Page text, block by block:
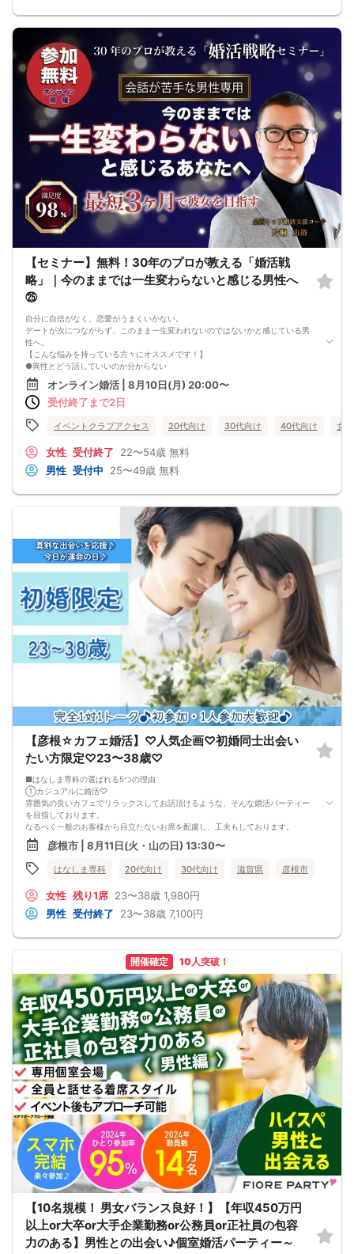
をご了承ください。
・最小催行人数 1対1、最大20名（男女比調整のため定員になる前にキャンセル待
ちとなる場合がございます）
・イベント開催時刻１時間前迄に最小催行人数に満たない場合は中止のご連絡を
差し上げます。
【セミナー】無料！30年のプロが教える「婚活戦
略」｜今のままでは一生変わらないと感じる男性へ
㉕
自分に自信がなく、恋愛がうまくいかない。
デートが次につながらず、このまま一生変われないのではないかと感じている男
性へ。
【こんな悩みを持っている方々にオススメです！】
●異性とどう話していいのか分からない
●婚活パーティー、合コンで上手くいかない
●デートやお見合いが２回目につながらない
●今のままでは一生変わらない気がする
恋愛経験が少なくても大丈夫です。
恋愛・婚活の具体的な方法をお伝えします。
【婚活戦略セミナーで得られるメリットは！】
●休日に彼女と楽しくデートできる自分を目指せる
●婚活パーティーやマッチングアプリで結果を出せるようになる
●異性とのコミュニケーションのポイントが理解できる
●好きになった女性との関係を続けられるようになる
まずは、異性が求めていることを理解し、
それを提供できる自分自身に変化していくことにより、
はじめて自分が好きな異性が自分を好きになってくれるようになり、
恋愛婚活が上手くいくようになります。
異性が求めていることを理解し、
それを自然に伝えられる自分に変わることで、
好きな女性から選ばれるようになります。
婚活戦略セミナーでは、恋愛や婚活で悩む男性が
短期間で変化と成果を実感できる方法をお伝えします。
【注意事項】
・セミナー中はカメラをオン（お顔を出して）での受講をお願いします。
（屋外、車内からのご参加や、途中入室、退出はご遠慮下さい。）
セミナー準備の都合上、当日無断キャンセルの場合は、3,000円のキャンセル料を
お支払いいただきます。
オンライン婚活 | 8月10日(月) 20:00〜
受付終了まで2日
イベントクラブアクセス 20代向け 30代向け 40代向け 女
女性 受付終了 22〜54歳 無料
男性 受付中 25〜49歳 無料
【彦根☆カフェ婚活】♡人気企画♡初婚同士出会い
たい方限定♡23〜38歳♡
■はなしま専科の選ばれる5つの理由
①カジュアルに婚活♡
雰囲気の良いカフェでリラックスしてお話頂けるような、そんな婚活パーティー
を目指しております。
なるべく一般のお客様から目立たないお席を配慮し、工夫もしております。
②1人参加・同伴参加もOK♡
お一人様参加大歓迎！
お友達との同伴参加も、もちろんOKです。
③男女共に参加費を頂いております♡
す。
カフェでの飲食料金も含まれております。
（企画内容によっては、スイーツ付き)
バーベキュー・神社巡り・体験型のパーティーも多数
はなしま専科では、結婚しま専科でのサポートも行っております。
なかなかカップリングしない・・・
デートが難しい・・・
という方も、プロのカウンセラー在籍の、結婚しま専科にてご相談いただき、あ
なたの出会いを全力でサポートさせて頂きます。
■開催人数目安
男女2対2〜8対8
■最少催行人数
男女2対2
■中止判断タイミング・中止連絡
開催時間の90分前までに、最少催行人数に満たない場合
中止連絡は、申込の携帯電話へショートメールでお送りします。
※弊社からのショートメールの受信許可設定をお願いします。
■飲食
あり（ドリンク）(場合によってはスイーツ)
■注意事項
店舗様のご迷惑になりますので、店舗様へ直接電話等でのご連絡はおやめ下さ
い。
問い合わせは、弊社からお送りした予約完了メールに記載の問い合わせ先まで、
ご連絡をお願いします。
※オミカレでの会員登録にあたっては本人確認が必要となります。
彦根市 | 8月11日(火・山の日) 13:30〜
はなしま専科 20代向け 30代向け 滋賀県 彦根市
女性 残り1席 23〜38歳 1,980円
男性 受付終了 23〜38歳 7,100円
開催確定 10人突破！
【10名規模！ 男女バランス良好！】【年収450万円
以上or大卒or大手企業勤務or公務員or正社員の包容
力のある】男性との出会い♪個室婚活パーティー～